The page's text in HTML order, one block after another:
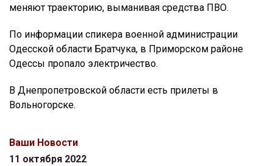
меняют траекторию, выманивая средства ПВО.
По информации спикера военной администрации
Одесской области Братчука, в Приморском районе
Одессы пропало электричество.
В Днепропетровской области есть прилеты в
Вольногорске.
Ваши Новости
11 октября 2022